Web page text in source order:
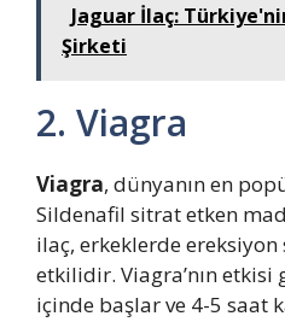
Jaguar İlaç:
Şirketi
2. Viagra
Viagra, dünyanın en
Sildenafil sitrat etken
ilaç, erkeklerde
etkilidir. Viagra’nın
içinde başlar ve 4-5 saat